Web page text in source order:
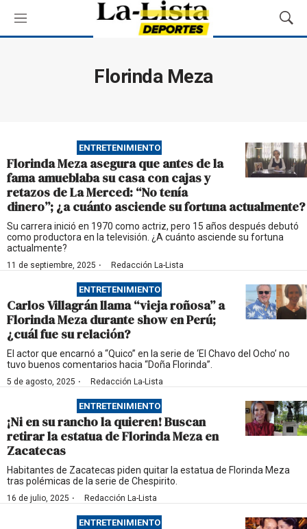
M
e
M
o
ú
q
u
d
a
Florinda Meza
ENTRETENIMIENTO
Florinda Meza asegura que antes de la
fama amueblaba su casa con cajas y
retazos de La Merced: “No tenía
dinero”; ¿a cuánto asciende su fortuna actualmente?
Su carrera inició en 1970 como actriz, pero 15 años después debutó
como productora en la televisión. ¿A cuánto asciende su fortuna
actualmente?
11 de septiembre, 2025 · Redacción La-Lista
ENTRETENIMIENTO
Carlos Villagrán llama “vieja roñosa” a
Florinda Meza durante show en Perú;
¿cuál fue su relación?
El actor que encarnó a “Quico” en la serie de ‘El Chavo del Ocho’ no
tuvo buenos comentarios hacia “Doña Florinda”.
5 de agosto, 2025 · Redacción La-Lista
ENTRETENIMIENTO
¡Ni en su rancho la quieren! Buscan
retirar la estatua de Florinda Meza en
Zacatecas
Habitantes de Zacatecas piden quitar la estatua de Florinda Meza
tras polémicas de la serie de Chespirito.
16 de julio, 2025 · Redacción La-Lista
ENTRETENIMIENTO